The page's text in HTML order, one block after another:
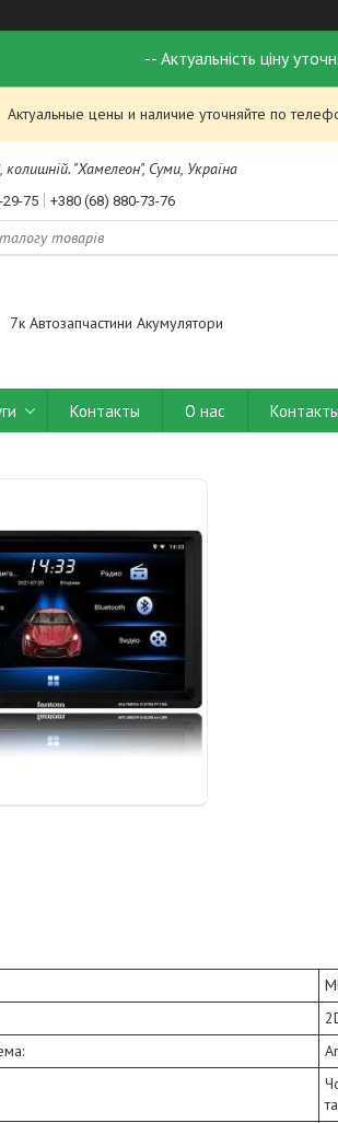
-- Актуальність ціну
Актуальные цены и наличие уточняйте по
"Хамелеон", Суми, Україна
29-75 +380 (68) 880-73-76
7к Автозапчастини Акумулятори
Контакты О нас Контакты